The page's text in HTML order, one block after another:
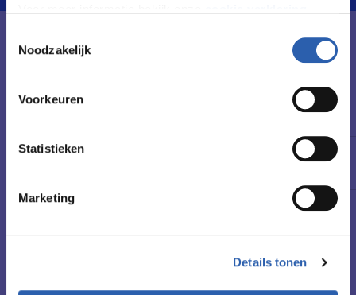
We werken samen met
die uw gegevens
Noodzakelijk
Voorkeuren
Statistieken
Marketing
Details tonen
Leerweg / niveau
Duur
Startdatum
Leslocatie(s)